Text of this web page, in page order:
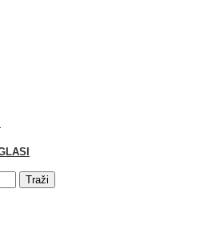
Traži